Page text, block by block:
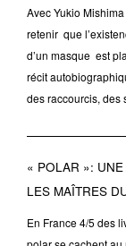
Avec Yukio
retenir que
d’un masque est
récit
des raccourcis, des
« POLAR »:
LES MAÎTRES
En France 4/5 des